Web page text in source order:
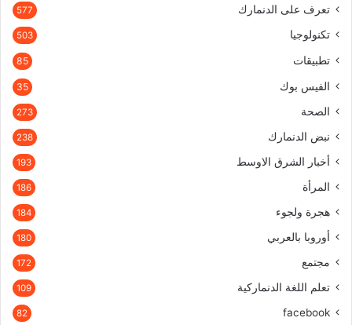
تعرف على الدنمارك 577
تكنولوجيا 503
تطبيقات 85
الفيس بوك 35
الصحة 273
نبض الدنمارك 238
أخبار الشرق الاوسط 193
المرأة 186
هجرة ولجوء 184
أوروبا بالعربي 180
مجتمع 172
تعلم اللغة الدنماركية 109
facebook
82